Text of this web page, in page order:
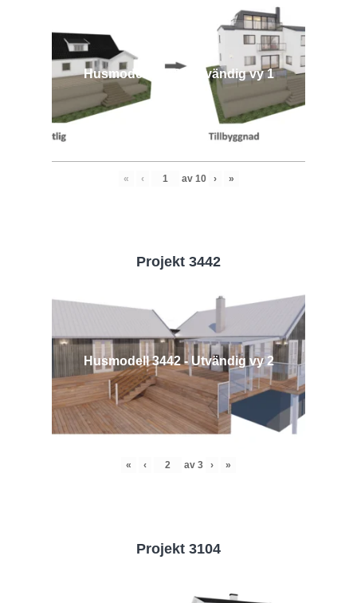
Husmodell 1042 - Utvändig vy 1
« ‹ av 10 › »
Projekt 3442
Husmodell 3442 - Utvändig vy 2
« ‹ av 3 › »
Projekt 3104